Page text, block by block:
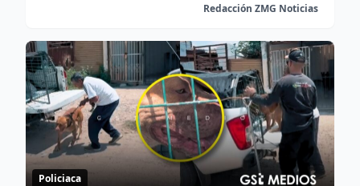
Redacción ZMG Noticias
Policiaca